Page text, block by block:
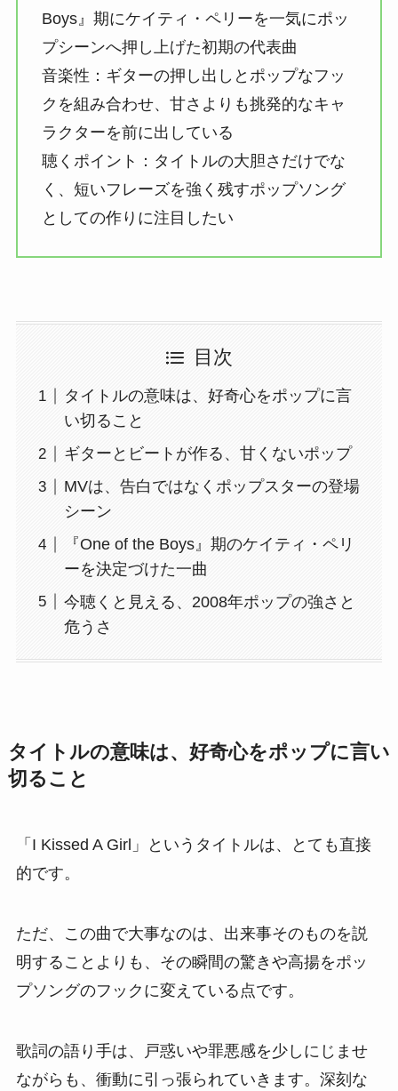
Boys』期にケイティ・ペリーを一気にポッ
プシーンへ押し上げた初期の代表曲
音楽性：ギターの押し出しとポップなフッ
クを組み合わせ、甘さよりも挑発的なキャ
ラクターを前に出している
聴くポイント：タイトルの大胆さだけでな
く、短いフレーズを強く残すポップソング
としての作りに注目したい
目次
タイトルの意味は、好奇心をポップに言
い切ること
ギターとビートが作る、甘くないポップ
MVは、告白ではなくポップスターの登場
シーン
『One of the Boys』期のケイティ・ペリ
ーを決定づけた一曲
今聴くと見える、2008年ポップの強さと
危うさ
タイトルの意味は、好奇心をポップに言い
切ること
「I Kissed A Girl」というタイトルは、とても直接
的です。
ただ、この曲で大事なのは、出来事そのものを説
明することよりも、その瞬間の驚きや高揚をポッ
プソングのフックに変えている点です。
歌詞の語り手は、戸惑いや罪悪感を少しにじませ
ながらも、衝動に引っ張られていきます。深刻な